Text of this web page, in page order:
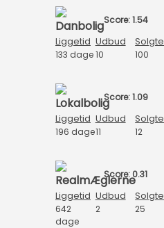
Score: 1.54
Liggetid Udbud Solgte
133 dage10 100
Score: 1.09
Liggetid Udbud Solgte
196 dage11 12
Score: 0.31
Liggetid Udbud Solgte
642
dage
2 25